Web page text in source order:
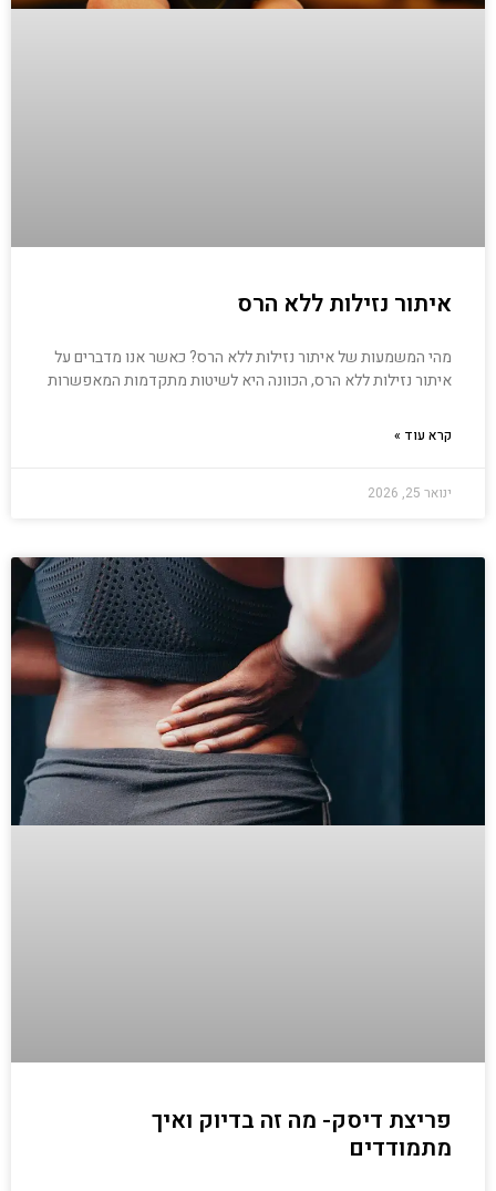
איתור נזילות ללא הרס
מהי המשמעות של איתור נזילות ללא הרס? כאשר אנו מדברים על
איתור נזילות ללא הרס, הכוונה היא לשיטות מתקדמות המאפשרות
קרא עוד »
ינואר 25, 2026
פריצת דיסק- מה זה בדיוק ואיך
מתמודדים